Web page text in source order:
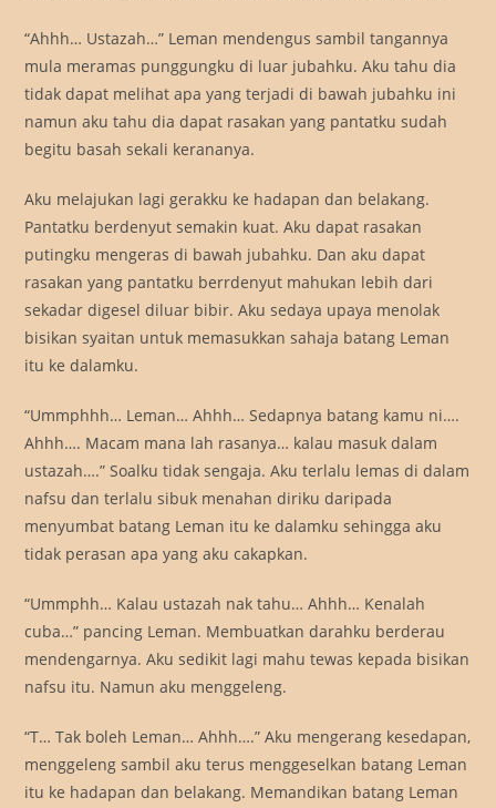
“Ahhh… Ustazah…” Leman mendengus sambil tangannya
mula meramas punggungku di luar jubahku. Aku tahu dia
tidak dapat melihat apa yang terjadi di bawah jubahku ini
namun aku tahu dia dapat rasakan yang pantatku sudah
begitu basah sekali kerananya.
Aku melajukan lagi gerakku ke hadapan dan belakang.
Pantatku berdenyut semakin kuat. Aku dapat rasakan
putingku mengeras di bawah jubahku. Dan aku dapat
rasakan yang pantatku berrdenyut mahukan lebih dari
sekadar digesel diluar bibir. Aku sedaya upaya menolak
bisikan syaitan untuk memasukkan sahaja batang Leman
itu ke dalamku.
“Ummphhh… Leman… Ahhh… Sedapnya batang kamu ni….
Ahhh…. Macam mana lah rasanya… kalau masuk dalam
ustazah….” Soalku tidak sengaja. Aku terlalu lemas di dalam
nafsu dan terlalu sibuk menahan diriku daripada
menyumbat batang Leman itu ke dalamku sehingga aku
tidak perasan apa yang aku cakapkan.
“Ummphh… Kalau ustazah nak tahu… Ahhh… Kenalah
cuba…” pancing Leman. Membuatkan darahku berderau
mendengarnya. Aku sedikit lagi mahu tewas kepada bisikan
nafsu itu. Namun aku menggeleng.
“T… Tak boleh Leman… Ahhh….” Aku mengerang kesedapan,
menggeleng sambil aku terus menggeselkan batang Leman
itu ke hadapan dan belakang. Memandikan batang Leman